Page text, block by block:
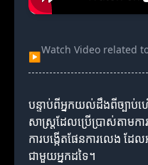
▶
Watch Video related
បន្ទាប់ពីអ្នកយល់ដឹងពីច្បាប់
សាស្ត្រដែលប្រើប្រាស់តាម
ការបង្កើតផែនការលេង ដែ
ជាមួយអ្នកដទៃ។